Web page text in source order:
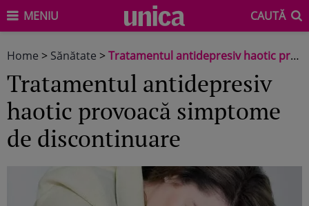
MENIU CAUTĂ
Home > Sănătate >Tratamentul antidepresiv haotic provoacă simptome de discontinuare
Tratamentul antidepresiv
haotic provoacă simptome
de discontinuare